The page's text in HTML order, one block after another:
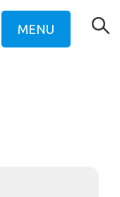
MENU